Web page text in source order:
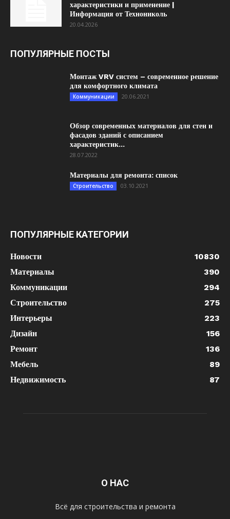
характеристики и применение |
Информация от Технониколь
20.04.2026
ПОПУЛЯРНЫЕ ПОСТЫ
Монтаж VRV систем – современное решение
для комфортного климата
Коммуникации 20.06.2021
Обзор современных материалов для стен и
фасадов зданий с описанием
характеристик...
28.07.2022
Материалы для ремонта: список
Строительство 03.10.2021
ПОПУЛЯРНЫЕ КАТЕГОРИИ
Новости
10830
Материалы
390
Коммуникации
294
Строительство
275
Интерьеры
223
Дизайн
156
Ремонт
136
Мебель
89
Недвижимость
87
О НАС
Всё для строительства и ремонта